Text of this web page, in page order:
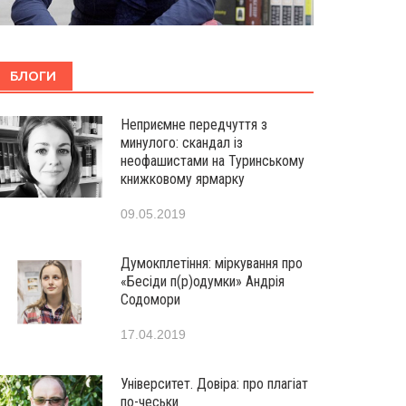
БЛОГИ
Неприємне передчуття з
минулого: скандал із
неофашистами на Туринському
книжковому ярмарку
09.05.2019
Думокплетіння: міркування про
«Бесіди п(р)одумки» Андрія
Содомори
17.04.2019
Університет. Довіра: про плагіат
по-чеськи